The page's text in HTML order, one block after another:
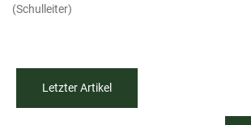
(Schulleiter)
Letzter Artikel